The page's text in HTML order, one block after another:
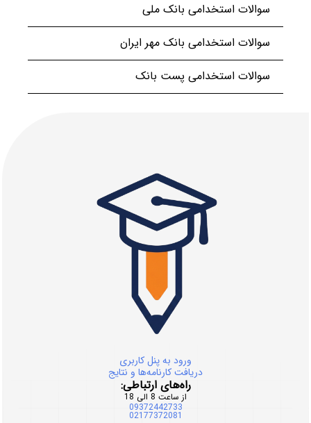
سوالات استخدامی بانک ملی
سوالات استخدامی بانک مهر ایران
سوالات استخدامی پست بانک
ورود به پنل کاربری
دریافت کارنامه‌ها و نتایج
راه‌های ارتباطی:
از ساعت 8 الی 18
09372442733
02177372081